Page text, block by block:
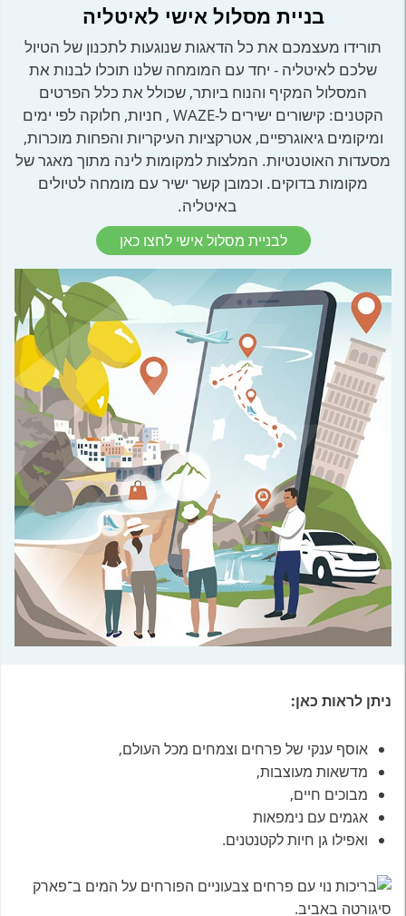
בניית מסלול אישי לאיטליה
תורידו מעצמכם את כל הדאגות שנוגעות לתכנון של הטיול
שלכם לאיטליה - יחד עם המומחה שלנו תוכלו לבנות את
המסלול המקיף והנוח ביותר, שכולל את כלל הפרטים
הקטנים: קישורים ישירים ל-WAZE , חניות, חלוקה לפי ימים
ומיקומים גיאוגרפיים, אטרקציות העיקריות והפחות מוכרות,
מסעדות האוטנטיות. המלצות למקומות לינה מתוך מאגר של
מקומות בדוקים. וכמובן קשר ישיר עם מומחה לטיולים
באיטליה.
לבניית מסלול אישי לחצו כאן
ניתן לראות כאן:
אוסף ענקי של פרחים וצמחים מכל העולם,
מדשאות מעוצבות,
מבוכים חיים,
אגמים עם נימפאות
ואפילו גן חיות לקטנטנים.